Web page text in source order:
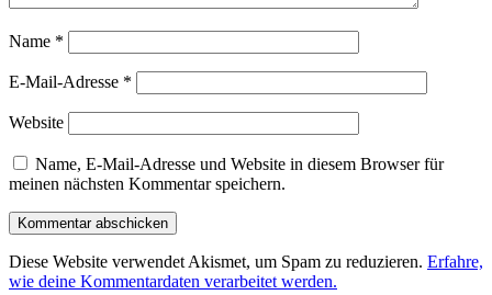
Name *
E-Mail-Adresse *
Website
Name, E-Mail-Adresse und Website in diesem Browser für
meinen nächsten Kommentar speichern.
Diese Website verwendet Akismet, um Spam zu reduzieren. Erfahre,
wie deine Kommentardaten verarbeitet werden.